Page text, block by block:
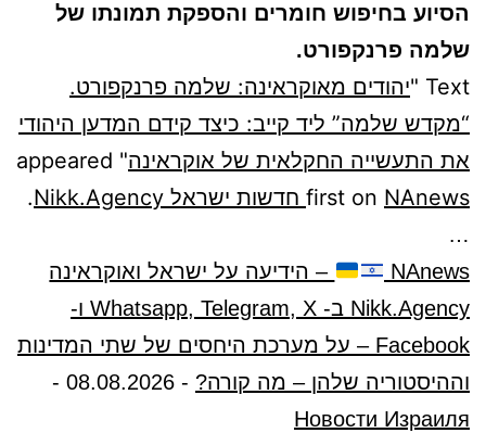
הסיוע בחיפוש חומרים והספקת תמונתו של
שלמה פרנקפורט.
Text "
יהודים מאוקראינה: שלמה פרנקפורט.
“מקדש שלמה” ליד קייב: כיצד קידם המדען היהודי
את התעשייה החקלאית של אוקראינה
" appeared
first on NAnews חדשות ישראל Nikk.Agency .
…
NAnews
– הידיעה על ישראל ואוקראינה
Nikk.Agency ב- Whatsapp, Telegram, X ו-
Facebook – על מערכת היחסים של שתי המדינות
וההיסטוריה שלהן – מה קורה? -
08.08.2026
-
Новости Израиля